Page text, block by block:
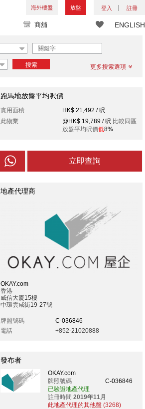
海外樓盤 放盤 登入 註冊
ENGLISH
商舖
搜索 更多搜索選項
跑馬地放盤平均呎價
實用面積
HK$ 21,492 / 呎
此物業
@HK$ 19,789 / 呎 比較同區
放盤平均呎價低8%
立即查詢
地產代理商
OKAY.com
香港
威信大廈15樓
中環雲咸街19-27號
牌照號碼
C-036846
電話
+852-21020888
發布者
OKAY.com
牌照號碼
C-036846
已驗證地產代理
註冊時間 2019年11月
此地產代理的其他盤 (3268)